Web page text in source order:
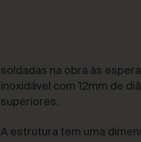
soldadas na obra às
inoxidável com 12mm de
superiores.
A estrutura tem uma